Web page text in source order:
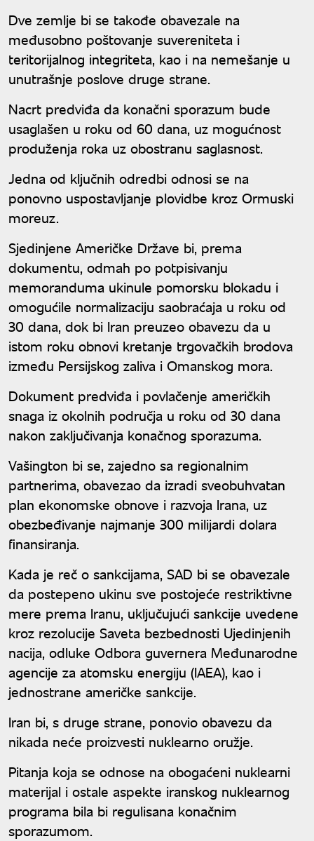
Dve zemlje bi se takođe obavezale na
međusobno poštovanje suvereniteta i
teritorijalnog integriteta, kao i na nemešanje u
unutrašnje poslove druge strane.
Nacrt predviđa da konačni sporazum bude
usaglašen u roku od 60 dana, uz mogućnost
produženja roka uz obostranu saglasnost.
Jedna od ključnih odredbi odnosi se na
ponovno uspostavljanje plovidbe kroz Ormuski
moreuz.
Sjedinjene Američke Države bi, prema
dokumentu, odmah po potpisivanju
memoranduma ukinule pomorsku blokadu i
omogućile normalizaciju saobraćaja u roku od
30 dana, dok bi Iran preuzeo obavezu da u
istom roku obnovi kretanje trgovačkih brodova
između Persijskog zaliva i Omanskog mora.
Dokument predviđa i povlačenje američkih
snaga iz okolnih područja u roku od 30 dana
nakon zaključivanja konačnog sporazuma.
Vašington bi se, zajedno sa regionalnim
partnerima, obavezao da izradi sveobuhvatan
plan ekonomske obnove i razvoja Irana, uz
obezbeđivanje najmanje 300 milijardi dolara
finansiranja.
Kada je reč o sankcijama, SAD bi se obavezale
da postepeno ukinu sve postojeće restriktivne
mere prema Iranu, uključujući sankcije uvedene
kroz rezolucije Saveta bezbednosti Ujedinjenih
nacija, odluke Odbora guvernera Međunarodne
agencije za atomsku energiju (IAEA), kao i
jednostrane američke sankcije.
Iran bi, s druge strane, ponovio obavezu da
nikada neće proizvesti nuklearno oružje.
Pitanja koja se odnose na obogaćeni nuklearni
materijal i ostale aspekte iranskog nuklearnog
programa bila bi regulisana konačnim
sporazumom.